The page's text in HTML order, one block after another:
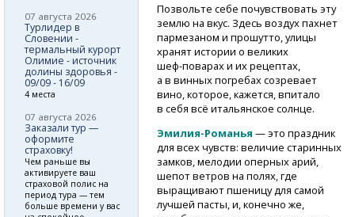
Позвольте себе почувствовать эту
землю на вкус. Здесь воздух пахнет
пармезаном и прошутто, улицы
хранят истории о великих
шеф-поварахи их рецептах,
а в винных погребах созревает
вино, которое, кажется, впитало
в себя всё итальянское солнце.
Эмилия-Романья — это праздник
для всех чувств: величие старинных
замков, мелодии оперных арий,
шепот ветров на полях, где
выращивают пшеницу для самой
лучшей пасты, и, конечно же,
07 августа 2026
Турлидер в
Словении -
термальный курорт
Олимие - источник
долины здоровья -
09/09 - 16/09
4 места
07 августа 2026
Заказали тур —
оформите
страховку!
Чем раньше вы
активируете ваш
страховой полис на
период тура — тем
больше времени у вас